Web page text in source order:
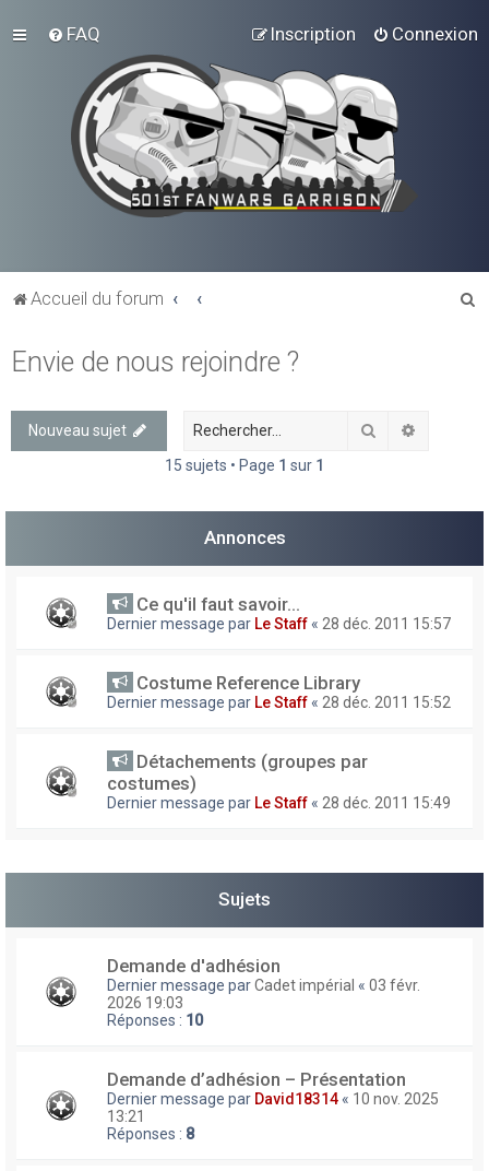
FAQ Connexion
Inscription
Accueil du forum
h
r
Envie de nous rejoindre ?
Nouveau sujet Rechercher
15 sujets • Page 1 sur 1
Annonces
Ce qu'il faut savoir...
Dernier message par Le Staff « 28 déc. 2011 15:57
Costume Reference Library
Dernier message par Le Staff « 28 déc. 2011 15:52
Détachements (groupes par
costumes)
Dernier message par Le Staff « 28 déc. 2011 15:49
Sujets
Demande d'adhésion
Dernier message parCadet impérial « 03 févr.
2026 19:03
Réponses : 10
Demande d’adhésion – Présentation
Dernier message par David18314 « 10 nov. 2025
13:21
Réponses : 8